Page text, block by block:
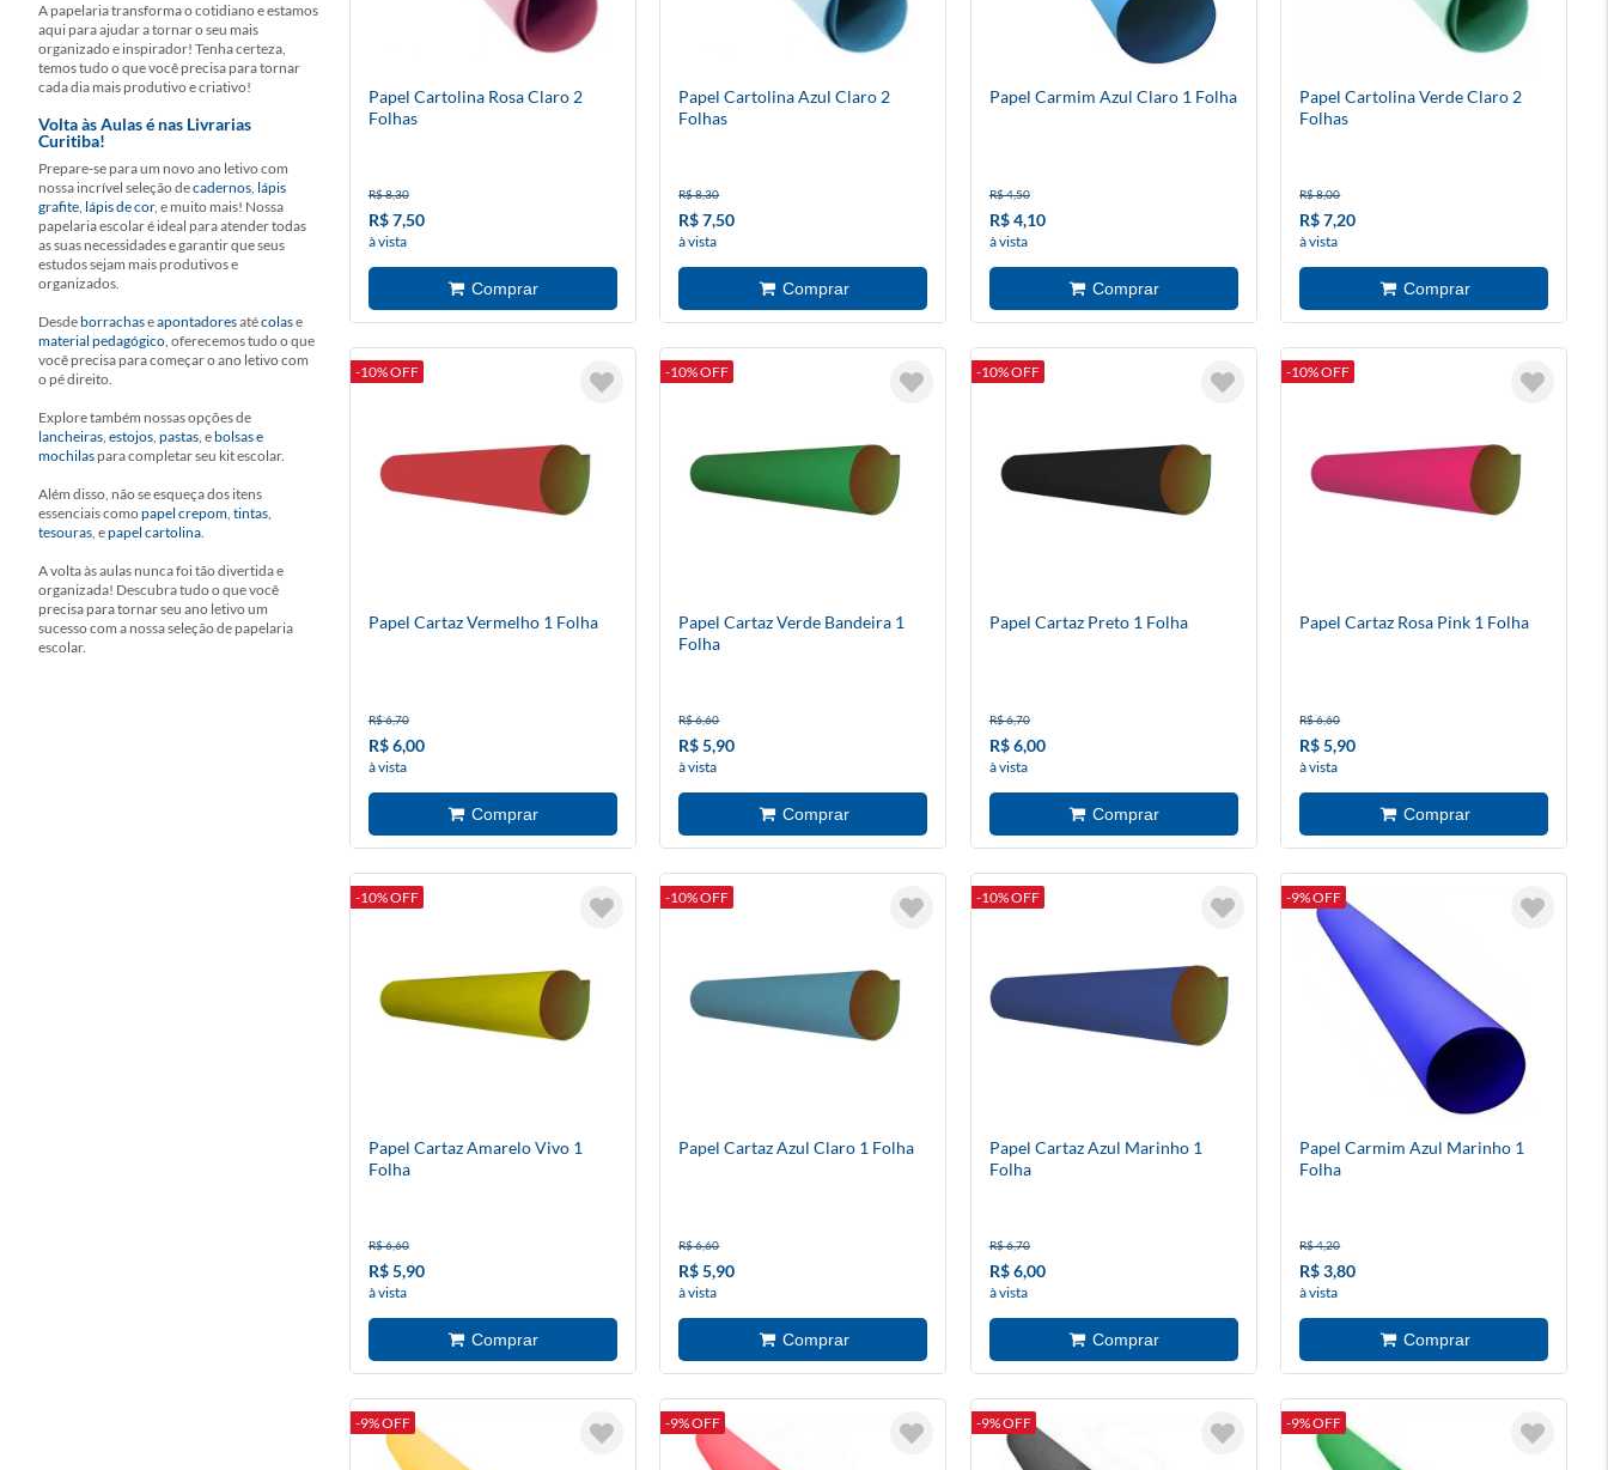
A papelaria transforma o cotidiano e estamos
aqui para ajudar a tornar o seu mais
organizado e inspirador! Tenha certeza,
temos tudo o que você precisa para tornar
cada dia mais produtivo e criativo!
Volta às Aulas é nas Livrarias
Curitiba!
Prepare-se para um novo ano letivo com
nossa incrível seleção decadernos, lápis
grafite, lápis de cor, e muito mais! Nossa
papelaria escolar é ideal para atender todas
as suas necessidades e garantir que seus
estudos sejam mais produtivos e
organizados.
Desdeborrachaseapontadoresatécolase
material pedagógico, oferecemos tudo o que
você precisa para começar o ano letivo com
o pé direito.
Explore também nossas opções de
lancheiras, estojos, pastas, ebolsas e
mochilas para completar seu kit escolar.
Além disso, não se esqueça dos itens
essenciais comopapel crepom, tintas,
tesouras, epapel cartolina.
A volta às aulas nunca foi tão divertida e
organizada! Descubra tudo o que você
precisa para tornar seu ano letivo um
sucesso com a nossa seleção de papelaria
escolar.
Papel Cartolina Rosa Claro 2
Folhas
R$ 8,30
R$ 7,50
à vista
Papel Cartolina Azul Claro 2
Folhas
R$ 8,30
R$ 7,50
à vista
Papel Carmim Azul Claro 1 Folha
R$ 4,50
R$ 4,10
à vista
Papel Cartolina Verde Claro 2
Folhas
R$ 8,00
R$ 7,20
à vista
-10% OFF
Papel Cartaz Vermelho 1 Folha
R$ 6,70
R$ 6,00
à vista
-10% OFF
Papel Cartaz Verde Bandeira 1
Folha
R$ 6,60
R$ 5,90
à vista
-10% OFF
Papel Cartaz Preto 1 Folha
R$ 6,70
R$ 6,00
à vista
-10% OFF
Papel Cartaz Rosa Pink 1 Folha
R$ 6,60
R$ 5,90
à vista
-10% OFF
Papel Cartaz Amarelo Vivo 1
Folha
R$ 6,60
R$ 5,90
à vista
-10% OFF
Papel Cartaz Azul Claro 1 Folha
R$ 6,60
R$ 5,90
à vista
-10% OFF
Papel Cartaz Azul Marinho 1
Folha
R$ 6,70
R$ 6,00
à vista
-9% OFF
Papel Carmim Azul Marinho 1
Folha
R$ 4,20
R$ 3,80
à vista
-9% OFF -9% OFF -9% OFF -9% OFF